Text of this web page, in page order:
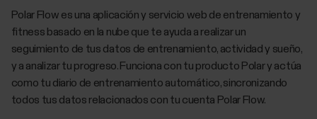
Polar Flow es una aplicación y servicio web de entrenamiento y
fitness basado en la nube que te ayuda a realizar un
seguimiento de tus datos de entrenamiento, actividad y sueño,
y a analizar tu progreso. Funciona con tu producto Polar y actúa
como tu diario de entrenamiento automático, sincronizando
todos tus datos relacionados con tu cuenta Polar Flow.